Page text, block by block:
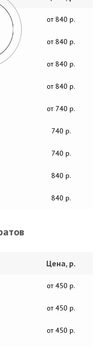
от 840 р.
от 840 р.
от 840 р.
от 840 р.
от 740 р.
740 р.
740 р.
840 р.
840 р.
Цена, р.
от 450 р.
от 450 р.
от 450 р.